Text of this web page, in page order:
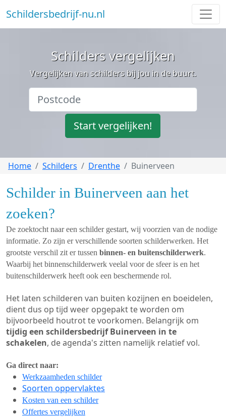
Schildersbedrijf-nu.nl
Schilders vergelijken
Vergelijken van schilders bij jou in de buurt.
Start vergelijken!
Home Schilders Drenthe Buinerveen
Schilder in Buinerveen aan het
zoeken?
De zoektocht naar een schilder gestart, wij voorzien van de nodige
informatie. Zo zijn er verschillende soorten schilderwerken. Het
grootste verschil zit er tussen binnen- en buitenschilderwerk.
Waarbij het binnenschilderwerk veelal voor de sfeer is en het
buitenschilderwerk heeft ook een beschermende rol.
Het laten schilderen van buiten kozijnen en boeidelen,
dient dus op tijd weer opgepakt te worden om
bijvoorbeeld houtrot te voorkomen. Belangrijk om
tijdig een schildersbedrijf Buinerveen in te
schakelen, de agenda's zitten namelijk relatief vol.
Ga direct naar:
Werkzaamheden schilder
Soorten oppervlaktes
Kosten van een schilder
Offertes vergelijken